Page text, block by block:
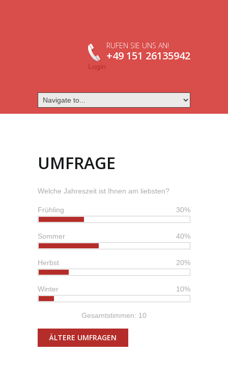
RUFEN SIE UNS AN!
+49 151 26135942
Login
UMFRAGE
Welche Jahreszeit ist Ihnen am liebsten?
30%
Frühling
40%
Sommer
20%
Herbst
10%
Winter
Gesamtstimmen: 10
ÄLTERE UMFRAGEN